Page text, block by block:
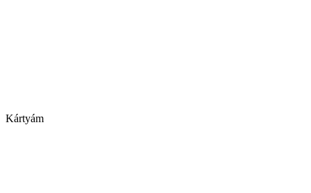
Kártyám